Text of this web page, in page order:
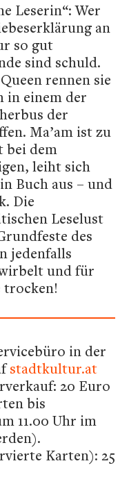
Leserin“: Wer
an
so gut
sind schuld.
rennen sie
in einem der
der
Ma’am ist zu
bei dem
leiht sich
Buch aus – und
Die
Leselust
des
jedenfalls
und für
trocken!
in der
stadtkultur.at
20 Euro
bis
11.00 Uhr im
Karten): 25